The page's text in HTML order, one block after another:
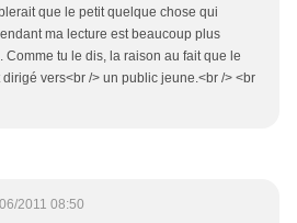
que le petit quelque chose qui
ma lecture est beaucoup plus
Comme tu le dis, la raison au fait que le
vers<br /> un public jeune.<br /> <br
2011 08:50